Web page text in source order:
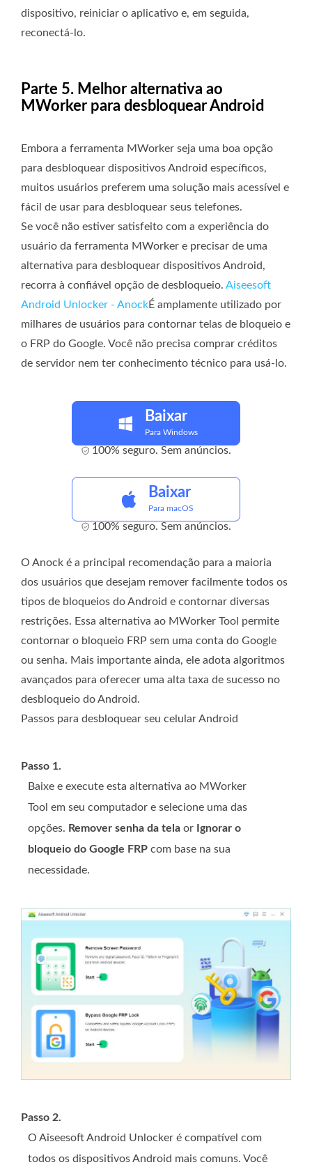
dispositivo, reiniciar o aplicativo e, em seguida,
reconectá-lo.
Parte 5. Melhor alternativa ao
MWorker para desbloquear Android
Embora a ferramenta MWorker seja uma boa opção
para desbloquear dispositivos Android específicos,
muitos usuários preferem uma solução mais acessível e
fácil de usar para desbloquear seus telefones.
Se você não estiver satisfeito com a experiência do
usuário da ferramenta MWorker e precisar de uma
alternativa para desbloquear dispositivos Android,
recorra à confiável opção de desbloqueio. Aiseesoft
Android Unlocker - AnockÉ amplamente utilizado por
milhares de usuários para contornar telas de bloqueio e
o FRP do Google. Você não precisa comprar créditos
de servidor nem ter conhecimento técnico para usá-lo.
Baixar
Para Windows
100% seguro. Sem anúncios.
Baixar
Para macOS
100% seguro. Sem anúncios.
O Anock é a principal recomendação para a maioria
dos usuários que desejam remover facilmente todos os
tipos de bloqueios do Android e contornar diversas
restrições. Essa alternativa ao MWorker Tool permite
contornar o bloqueio FRP sem uma conta do Google
ou senha. Mais importante ainda, ele adota algoritmos
avançados para oferecer uma alta taxa de sucesso no
desbloqueio do Android.
Passos para desbloquear seu celular Android
Passo 1.
Baixe e execute esta alternativa ao MWorker
Tool em seu computador e selecione uma das
opções. Remover senha da tela or Ignorar o
bloqueio do Google FRP com base na sua
necessidade.
Passo 2.
O Aiseesoft Android Unlocker é compatível com
todos os dispositivos Android mais comuns. Você